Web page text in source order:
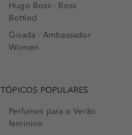
Hugo Boss - Boss
Bottled
Gisada - Ambassador
Women
TÓPICOS POPULARES
Perfumes para o Verão
feminino